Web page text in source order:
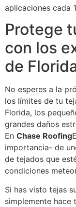
aplicaciones cada
Protege
con los
de
No esperes a la
los límites de tu
Florida, los
grandes daños
En Chase Roofing
importancia- de
de tejados que
condiciones
Si has visto tejas
simplemente hace